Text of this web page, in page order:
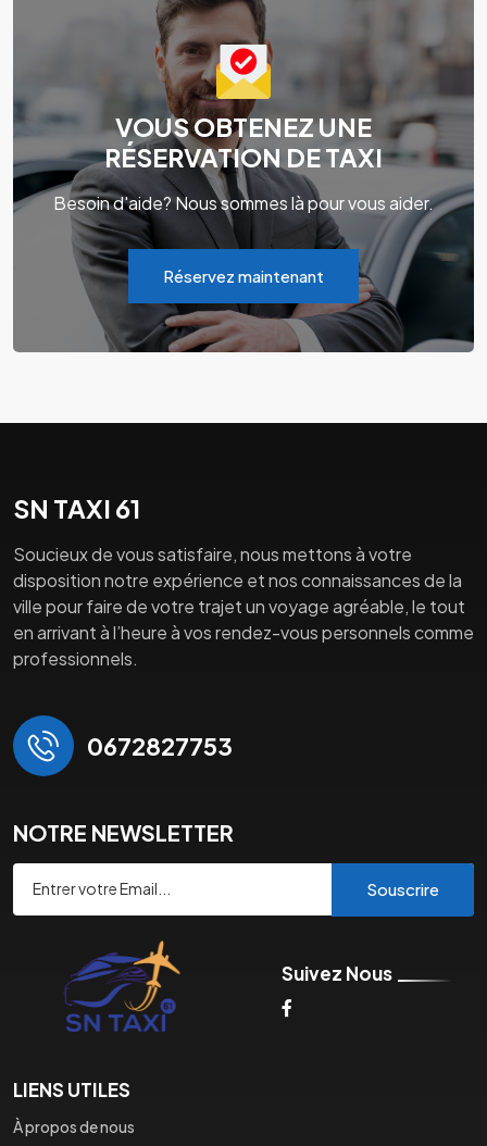
VOUS OBTENEZ UNE
RÉSERVATION DE TAXI
Besoin d'aide? Nous sommes là pour vous aider.
Réservez maintenant
SN TAXI 61
Soucieux de vous satisfaire, nous mettons à votre
disposition notre expérience et nos connaissances de la
ville pour faire de votre trajet un voyage agréable, le tout
en arrivant à l’heure à vos rendez-vous personnels comme
professionnels.
0672827753
NOTRE NEWSLETTER
Souscrire
Suivez Nous
LIENS UTILES
À propos de nous